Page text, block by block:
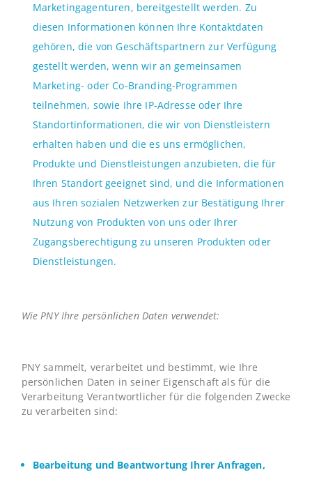
Marketingagenturen, bereitgestellt werden. Zu
diesen Informationen können Ihre Kontaktdaten
gehören, die von Geschäftspartnern zur Verfügung
gestellt werden, wenn wir an gemeinsamen
Marketing- oder Co-Branding-Programmen
teilnehmen, sowie Ihre IP-Adresse oder Ihre
Standortinformationen, die wir von Dienstleistern
erhalten haben und die es uns ermöglichen,
Produkte und Dienstleistungen anzubieten, die für
Ihren Standort geeignet sind, und die Informationen
aus Ihren sozialen Netzwerken zur Bestätigung Ihrer
Nutzung von Produkten von uns oder Ihrer
Zugangsberechtigung zu unseren Produkten oder
Dienstleistungen.
Wie PNY Ihre persönlichen Daten verwendet:
PNY sammelt, verarbeitet und bestimmt, wie Ihre
persönlichen Daten in seiner Eigenschaft als für die
Verarbeitung Verantwortlicher für die folgenden Zwecke
zu verarbeiten sind:
Bearbeitung und Beantwortung Ihrer Anfragen,